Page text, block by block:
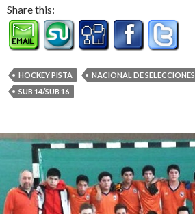
Share this:
HOCKEY PISTA NACIONAL DE SELECCIONES
SUB 14/SUB 16